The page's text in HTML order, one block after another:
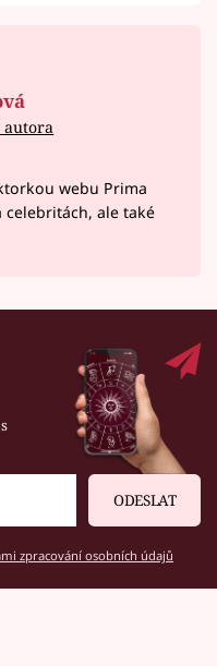
autora
webu Prima
celebritách, ale také
ODESLAT
zpracování osobních údajů